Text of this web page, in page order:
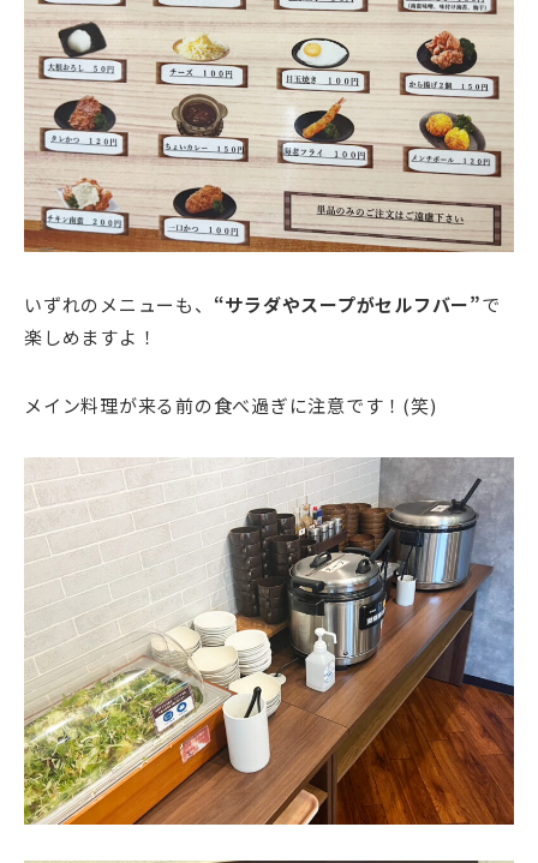
いずれのメニューも、 “サラダやスープがセルフバー”で
楽しめますよ！
メイン料理が来る前の食べ過ぎに注意です！(笑)